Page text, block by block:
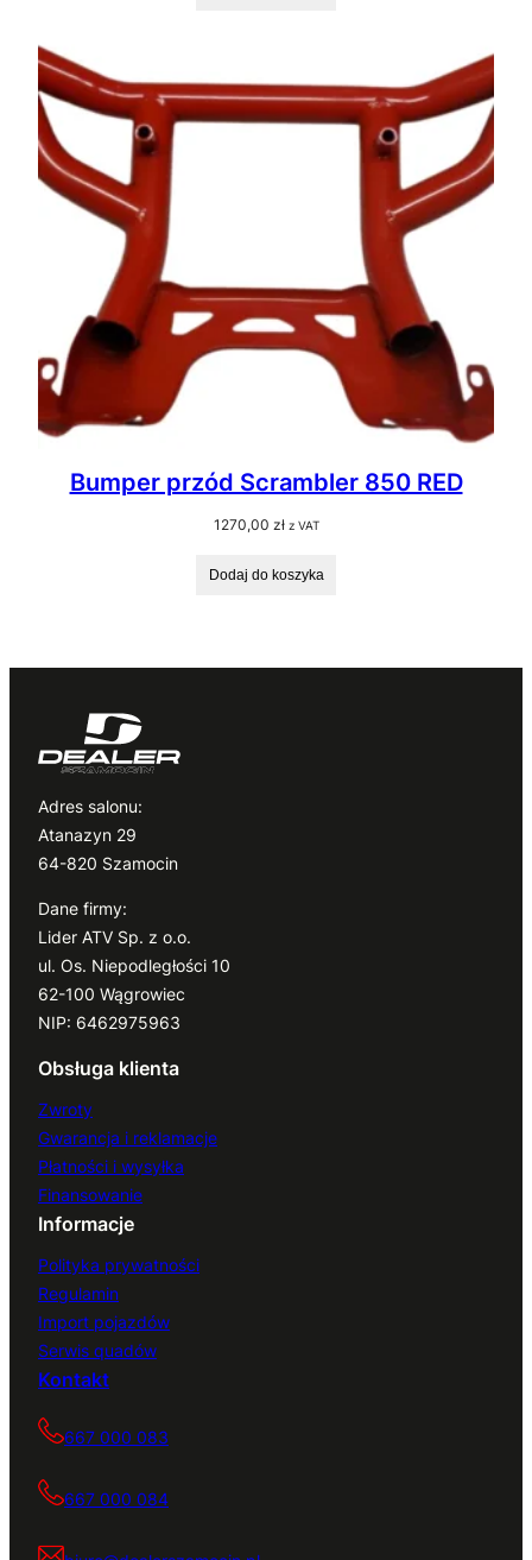
Bumper przód Scrambler 850 RED
1270,00 zł z VAT
Dodaj do koszyka
Adres salonu:
Atanazyn 29
64-820 Szamocin
Dane firmy:
Lider ATV Sp. z o.o.
ul. Os. Niepodległości 10
62-100 Wągrowiec
NIP: 6462975963
Obsługa klienta
Zwroty
Gwarancja i reklamacje
Płatności i wysyłka
Finansowanie
Informacje
Polityka prywatności
Regulamin
Import pojazdów
Serwis quadów
Kontakt
667 000 083
667 000 084